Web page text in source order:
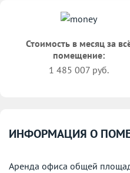
Стоимость в месяц за
помещение:
1 485 007 руб.
ИНФОРМАЦИЯ О
Аренда офиса общей